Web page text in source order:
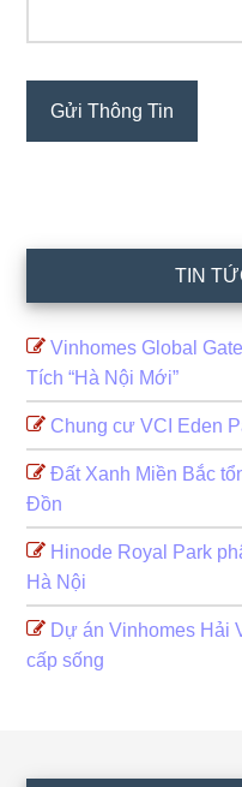
TIN
Vinhomes Global
Tích “Hà Nội Mới”
Chung cư VCI Eden
Đất Xanh Miền Bắc
Đồn
Hinode Royal Park
Hà Nội
Dự án Vinhomes Hải
cấp sống